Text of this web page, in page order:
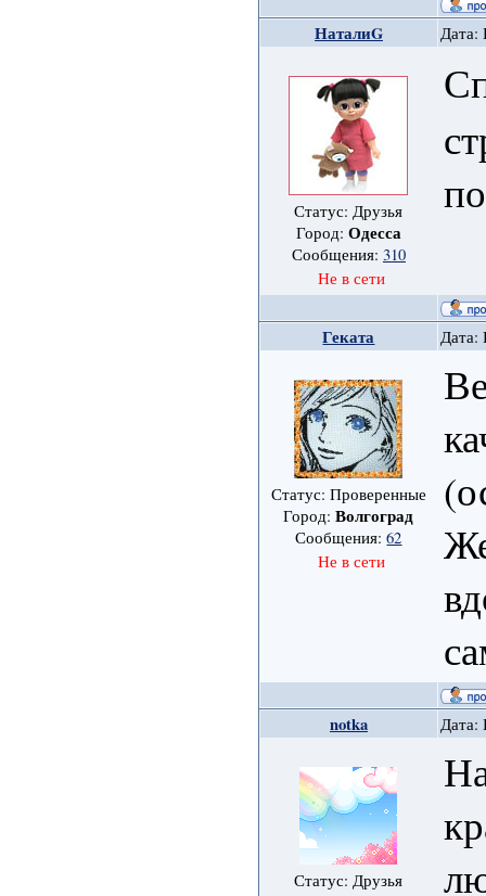
НаталиG Дата:
Статус: Друзья
Город: Одесса
Сообщения: 310
Не в сети
Геката Дата:
Статус: Проверенные
Город:Волгоград
Сообщения:62
Не в сети
notka Дата:
Статус: Друзья